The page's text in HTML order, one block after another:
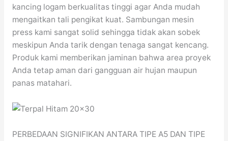
kancing logam berkualitas tinggi agar Anda mudah
mengaitkan tali pengikat kuat. Sambungan mesin
press kami sangat solid sehingga tidak akan sobek
meskipun Anda tarik dengan tenaga sangat kencang.
Produk kami memberikan jaminan bahwa area proyek
Anda tetap aman dari gangguan air hujan maupun
panas matahari.
PERBEDAAN SIGNIFIKAN ANTARA TIPE A5 DAN TIPE